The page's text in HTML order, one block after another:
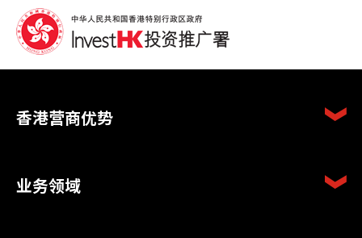
香港营商优势
业务领域